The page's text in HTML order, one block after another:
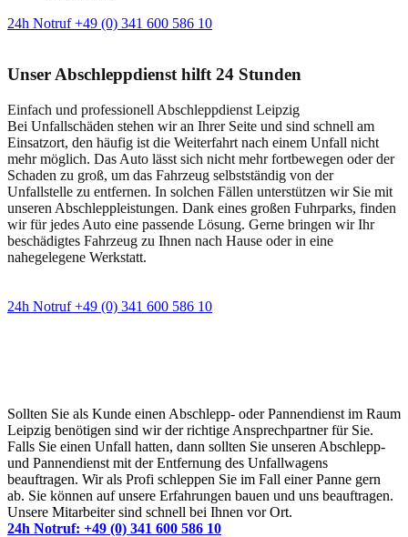
24h Notruf +49 (0) 341 600 586 10
Unser Abschleppdienst hilft 24 Stunden
Einfach und professionell Abschleppdienst Leipzig
Bei Unfallschäden stehen wir an Ihrer Seite und sind schnell am
Einsatzort, den häufig ist die Weiterfahrt nach einem Unfall nicht
mehr möglich. Das Auto lässt sich nicht mehr fortbewegen oder der
Schaden zu groß, um das Fahrzeug selbstständig von der
Unfallstelle zu entfernen. In solchen Fällen unterstützen wir Sie mit
unseren Abschleppleistungen. Dank eines großen Fuhrparks, finden
wir für jedes Auto eine passende Lösung. Gerne bringen wir Ihr
beschädigtes Fahrzeug zu Ihnen nach Hause oder in eine
nahegelegene Werkstatt.
24h Notruf +49 (0) 341 600 586 10
Sollten Sie als Kunde einen Abschlepp- oder Pannendienst im Raum
Leipzig benötigen sind wir der richtige Ansprechpartner für Sie.
Falls Sie einen Unfall hatten, dann sollten Sie unseren Abschlepp-
und Pannendienst mit der Entfernung des Unfallwagens
beauftragen. Wir als Profi schleppen Sie im Fall einer Panne gern
ab. Sie können auf unsere Erfahrungen bauen und uns beauftragen.
Unsere Mitarbeiter sind schnell bei Ihnen vor Ort.
24h Notruf: +49 (0) 341 600 586 10